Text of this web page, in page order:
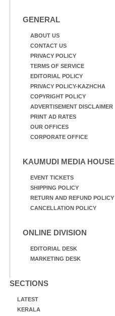
GENERAL
ABOUT US
CONTACT US
PRIVACY POLICY
TERMS OF SERVICE
EDITORIAL POLICY
PRIVACY POLICY-KAZHCHA
COPYRIGHT POLICY
ADVERTISEMENT DISCLAIMER
PRINT AD RATES
OUR OFFICES
CORPORATE OFFICE
KAUMUDI MEDIA HOUSE
EVENT TICKETS
SHIPPING POLICY
RETURN AND REFUND POLICY
CANCELLATION POLICY
ONLINE DIVISION
EDITORIAL DESK
MARKETING DESK
SECTIONS
LATEST
KERALA